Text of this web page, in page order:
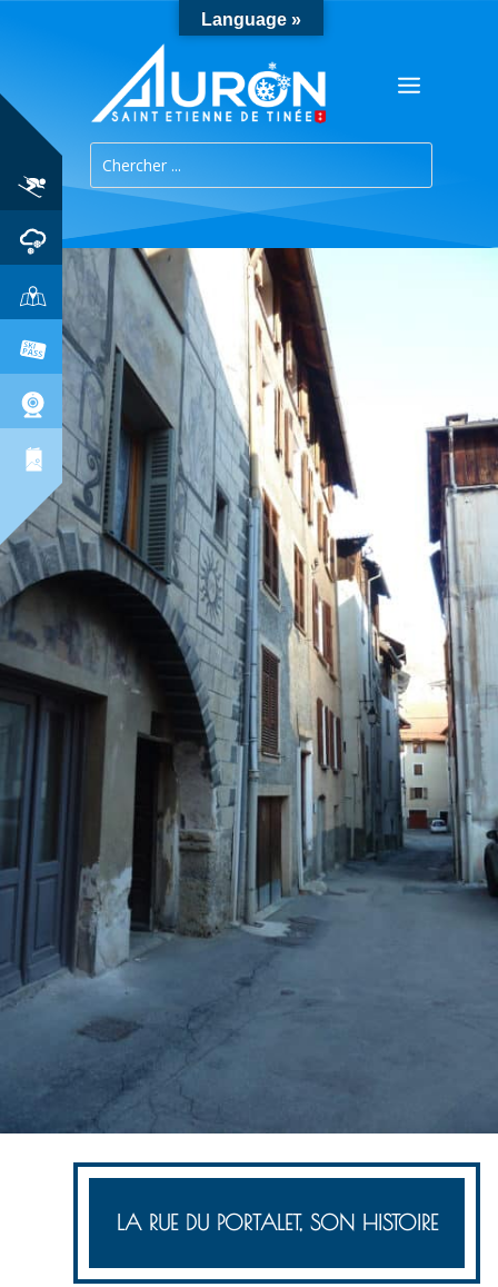
LA RUE DU PORTALET, SON HISTOIRE
Language »